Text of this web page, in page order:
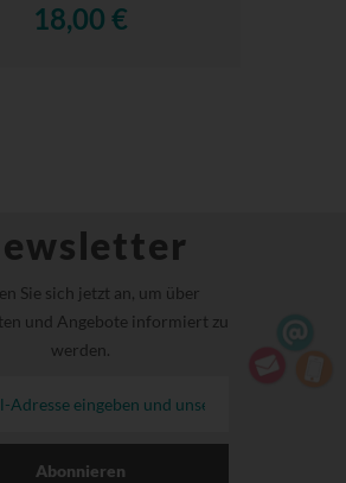
18,00 €
Sie sich jetzt an, um über
und Angebote informiert zu
werden.
Abonnieren